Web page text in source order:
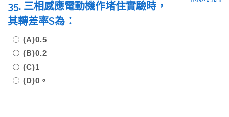
35. 三相感應電動機作堵住實驗時，
其轉差率S為：
(A)0.5
(B)0.2
(C)1
(D)0。